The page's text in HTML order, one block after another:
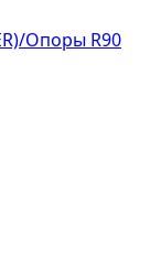
Опоры R90